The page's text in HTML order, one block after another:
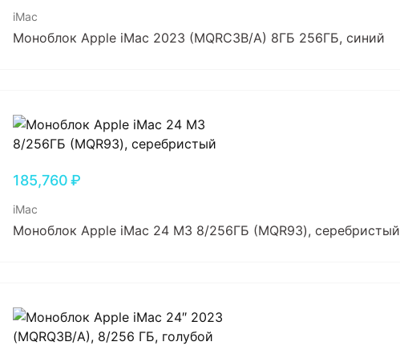
iMac
Моноблок Apple iMac 2023 (MQRC3B/A) 8ГБ 256ГБ, синий
185,760₽
iMac
Моноблок Apple iMac 24 M3 8/256ГБ (MQR93), серебристый